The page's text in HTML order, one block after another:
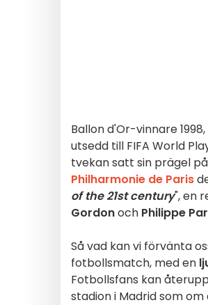
Ballon d'Or-vinnare
utsedd till FIFA World
tvekan satt sin prägel
Philharmonie de Paris
of the 21st century", en
Gordonoch Philippe
Så vad kan vi förvänta
fotbollsmatch, med en
Fotbollsfans kan
stadion i Madrid som